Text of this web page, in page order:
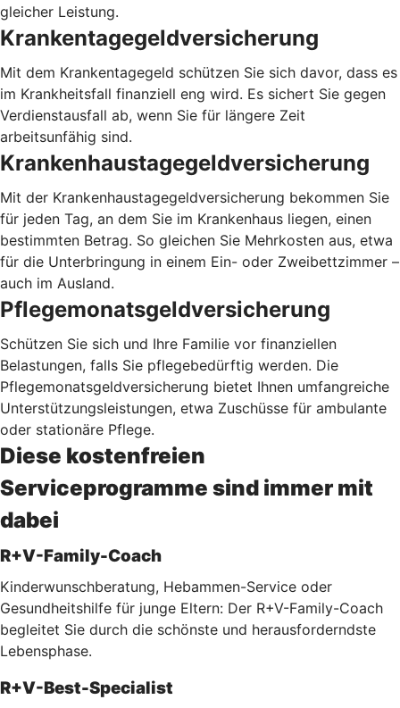
gleicher Leistung.
Krankentagegeldversicherung
Mit dem Krankentagegeld schützen Sie sich davor, dass es
im Krankheitsfall finanziell eng wird. Es sichert Sie gegen
Verdienstausfall ab, wenn Sie für längere Zeit
arbeitsunfähig sind.
Krankenhaustagegeldversicherung
Mit der Krankenhaustagegeldversicherung bekommen Sie
für jeden Tag, an dem Sie im Krankenhaus liegen, einen
bestimmten Betrag. So gleichen Sie Mehrkosten aus, etwa
für die Unterbringung in einem Ein- oder Zweibettzimmer –
auch im Ausland.
Pflegemonatsgeldversicherung
Schützen Sie sich und Ihre Familie vor finanziellen
Belastungen, falls Sie pflegebedürftig werden. Die
Pflegemonatsgeldversicherung bietet Ihnen umfangreiche
Unterstützungsleistungen, etwa Zuschüsse für ambulante
oder stationäre Pflege.
Diese kostenfreien
Serviceprogramme sind immer mit
dabei
R+V-Family-Coach
Kinderwunschberatung, Hebammen-Service oder
Gesundheitshilfe für junge Eltern: Der R+V-Family-Coach
begleitet Sie durch die schönste und herausforderndste
Lebensphase.
R+V-Best-Specialist